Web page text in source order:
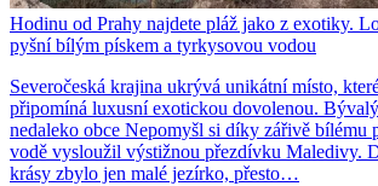
Hodinu od Prahy najdete pláž jako z exotiky.
pyšní bílým pískem a tyrkysovou vodou
Severočeská krajina ukrývá unikátní místo,
připomíná luxusní exotickou dovolenou.
nedaleko obce Nepomyšl si díky zářivě bílému
vodě vysloužil výstižnou přezdívku Maledivy.
krásy zbylo jen malé jezírko, přesto…